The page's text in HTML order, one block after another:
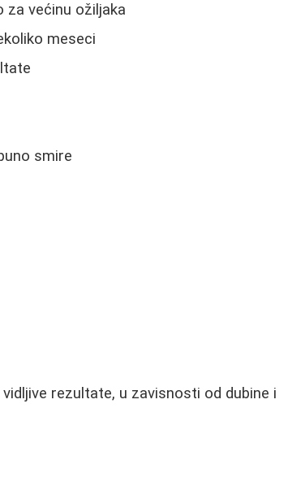
za većinu ožiljaka
meseci
smire
rezultate, u zavisnosti od dubine i